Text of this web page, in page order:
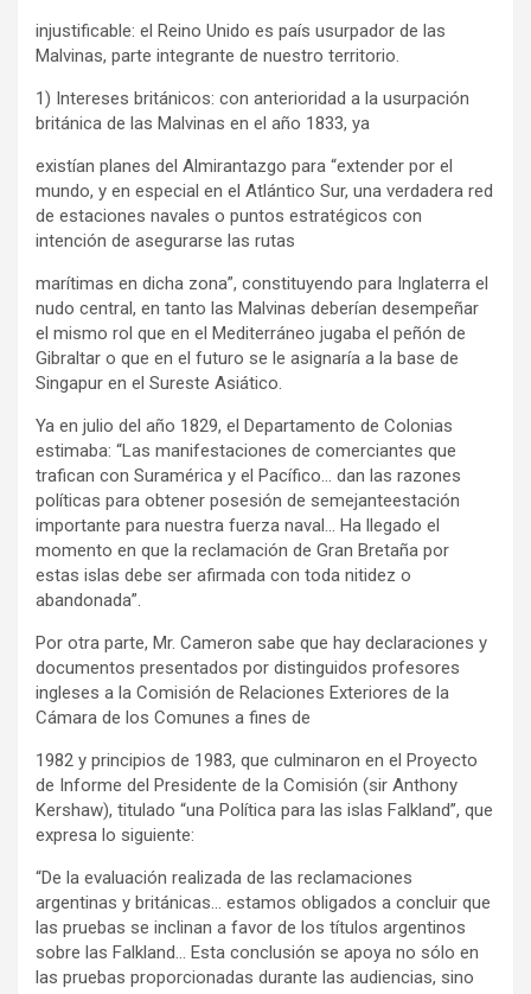
injustificable: el Reino Unido es país usurpador de las
Malvinas, parte integrante de nuestro territorio.
1) Intereses británicos: con anterioridad a la usurpación
británica de las Malvinas en el año 1833, ya
existían planes del Almirantazgo para “extender por el
mundo, y en especial en el Atlántico Sur, una verdadera red
de estaciones navales o puntos estratégicos con
intención de asegurarse las rutas
marítimas en dicha zona”, constituyendo para Inglaterra el
nudo central, en tanto las Malvinas deberían desempeñar
el mismo rol que en el Mediterráneo jugaba el peñón de
Gibraltar o que en el futuro se le asignaría a la base de
Singapur en el Sureste Asiático.
Ya en julio del año 1829, el Departamento de Colonias
estimaba: “Las manifestaciones de comerciantes que
trafican con Suramérica y el Pacífico… dan las razones
políticas para obtener posesión de semejanteestación
importante para nuestra fuerza naval… Ha llegado el
momento en que la reclamación de Gran Bretaña por
estas islas debe ser afirmada con toda nitidez o
abandonada”.
Por otra parte, Mr. Cameron sabe que hay declaraciones y
documentos presentados por distinguidos profesores
ingleses a la Comisión de Relaciones Exteriores de la
Cámara de los Comunes a fines de
1982 y principios de 1983, que culminaron en el Proyecto
de Informe del Presidente de la Comisión (sir Anthony
Kershaw), titulado “una Política para las islas Falkland”, que
expresa lo siguiente:
“De la evaluación realizada de las reclamaciones
argentinas y británicas… estamos obligados a concluir que
las pruebas se inclinan a favor de los títulos argentinos
sobre las Falkland… Esta conclusión se apoya no sólo en
las pruebas proporcionadas durante las audiencias, sino